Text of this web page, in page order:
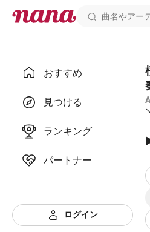
おすすめ
見つける
ランキング
パートナー
ログイン